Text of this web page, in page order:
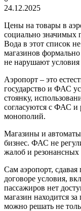
24.12.2025
Цены на товары в
социально значимых
Вода в этот список
магазинов
не нарушают
Аэропорт – это
государство и ФАС
стоянку,
согласуются с ФАС и
монополий.
Магазины и
бизнес. ФАС не
жалоб и резонансных
Сам аэропорт,
договоре условия,
пассажиров нет
магазин находится
можно решать не